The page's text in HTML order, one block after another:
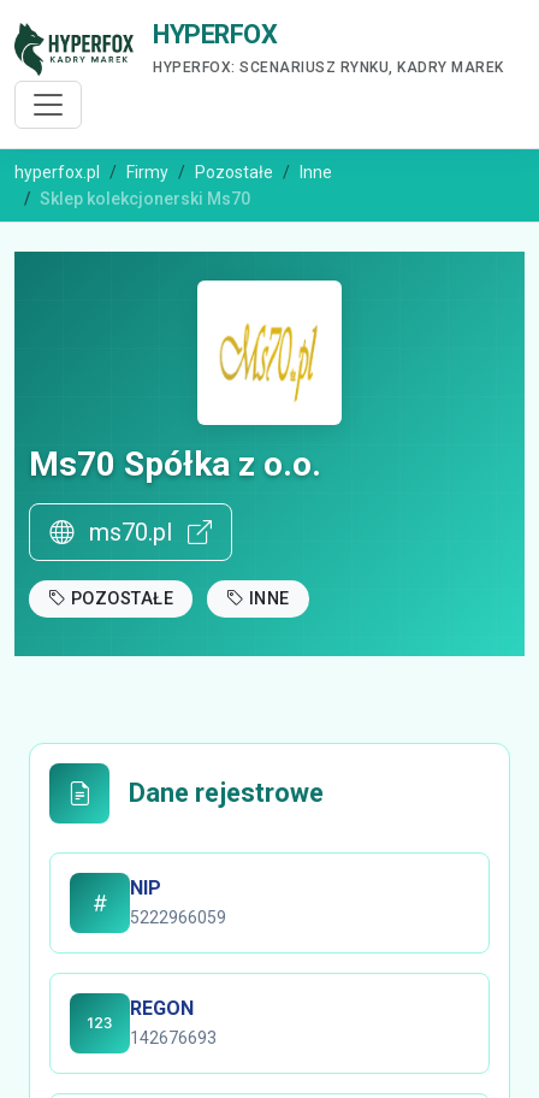
HYPERFOX
HYPERFOX: SCENARIUSZ RYNKU, KADRY MAREK
hyperfox.pl Firmy Pozostałe
Inne
Sklep kolekcjonerski Ms70
Ms70 Spółka z o.o.
ms70.pl
POZOSTAŁE INNE
Dane rejestrowe
NIP
5222966059
REGON
142676693